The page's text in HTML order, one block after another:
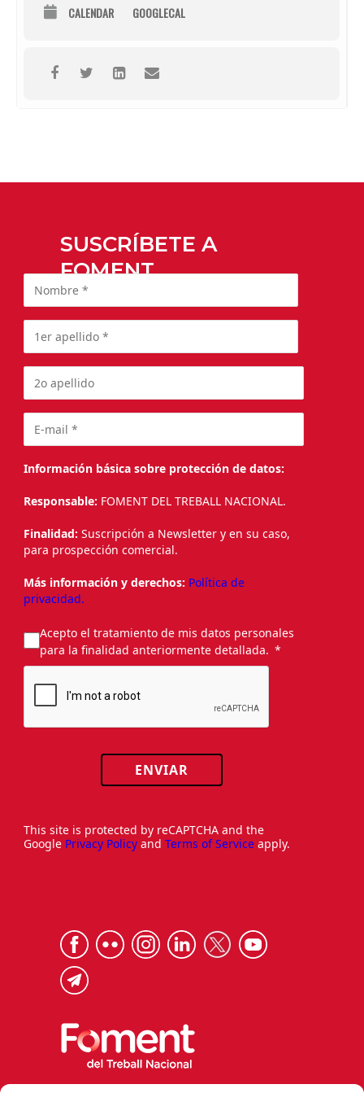
CALENDAR GOOGLECAL
SUSCRÍBETE A
FOMENT
Información básica sobre protección de datos:
Responsable: FOMENT DEL TREBALL NACIONAL.
Finalidad: Suscripción a Newsletter y en su caso,
para prospección comercial.
Más información y derechos: Política de
privacidad.
Acepto el tratamiento de mis datos personales
para la finalidad anteriormente detallada.
ENVIAR
This site is protected by reCAPTCHA and the
Google Privacy Policy and Terms of Service apply.